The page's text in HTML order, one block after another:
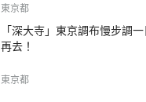
東京都
「深大寺」東京調布慢步調
再去！
東京都